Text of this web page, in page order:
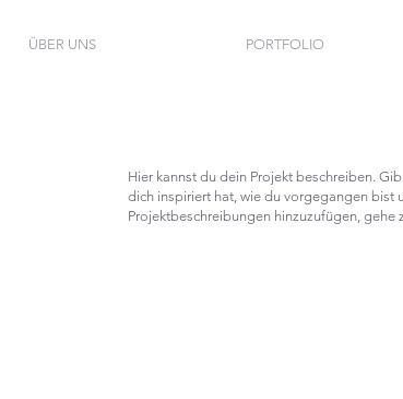
ÜBER UNS PORTFOLIO
Hier kannst du dein Projekt beschreiben.
dich inspiriert hat, wie du vorgegangen bist
Projektbeschreibungen hinzuzufügen, gehe